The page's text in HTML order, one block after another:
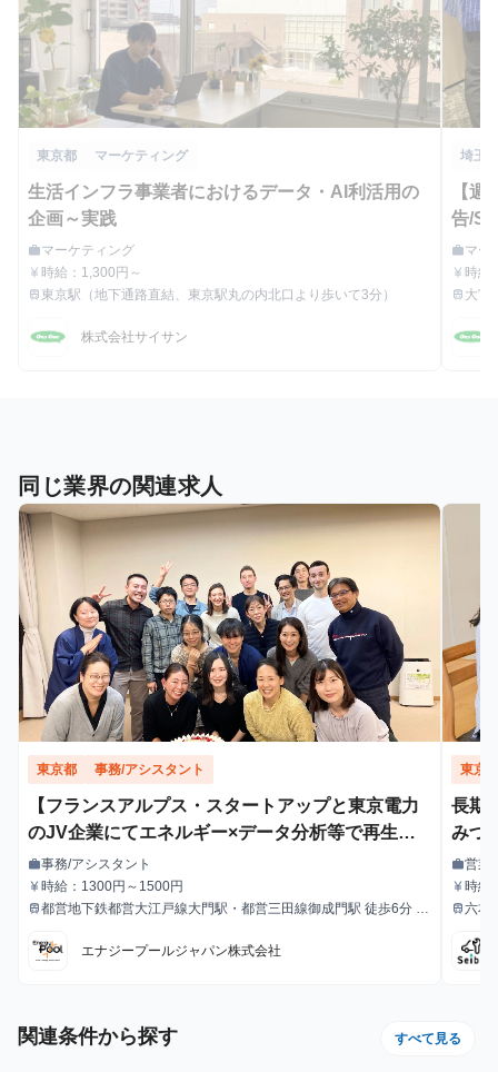
東京都 マーケティング
生活インフラ事業者におけるデータ・AI利活用の
企画～実践
職種
workマーケティング
給与
currency_yen 時給：1,300円～
最寄駅
train 東京駅（地下通路直結、東京駅丸の内北口より歩いて3分）
株式会社サイサン
埼玉
【
告/
つく
マー
職種
workマー
給与
currency_yen 時給
最寄駅
train 大宮
同じ業界の関連求人
東京都 事務/アシスタント
【フランスアルプス・スタートアップと東京電力
のJV企業にてエネルギー×データ分析等で再生可
能エネルギー主力電源化に挑む！】フィールドス
タッフ・アシスタントインターン募集 グロ
ーバル且つフラットな職場環境でのコミュニケー
ションスキルの向上機会も図ることができます 残
業ほぼなし／大手電力会社と提携／リモート勤務
職種
work事務/アシスタント
給与
currency_yen時給：1300円～1500円
最寄駅
train都営地下鉄都営大江戸線大門駅・都営三田線御成門駅 徒歩6分
エナジープールジャパン株式会社
東京
長期
みづ
職種
work営業
給与
currency_yen時給
最寄駅
train六本
関連条件から探す すべて見る